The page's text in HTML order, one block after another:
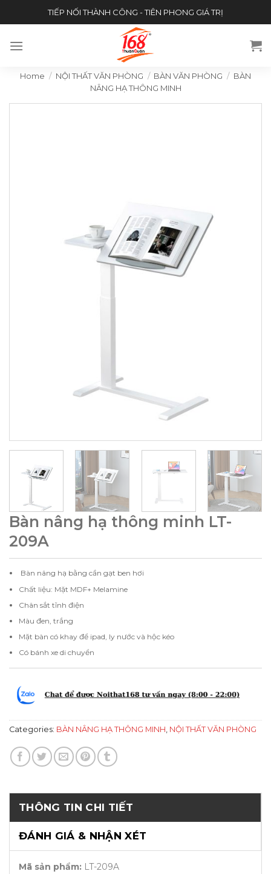
to
TIẾP NỐI THÀNH CÔNG - TIÊN PHONG GIÁ TRỊ
Home / NỘI THẤT VĂN PHÒNG / BÀN VĂN PHÒNG / BÀN
NÂNG HẠ THÔNG MINH
Bàn nâng hạ thông minh LT-
209A
Bàn nâng hạ bằng cần gạt ben hơi
Chất liệu: Mặt MDF+ Melamine
Chân sắt tĩnh điện
Màu đen, trắng
Mặt bàn có khay để ipad, ly nước và hộc kéo
Có bánh xe di chuyển
Categories: BÀN NÂNG HẠ THÔNG MINH, NỘI THẤT VĂN PHÒNG
THÔNG TIN CHI TIẾT
ĐÁNH GIÁ & NHẬN XÉT
Mã sản phẩm: LT-209A